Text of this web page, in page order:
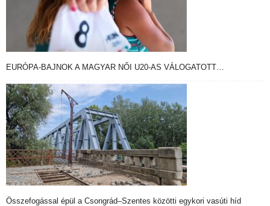
EURÓPA-BAJNOK A MAGYAR NŐI U20-AS VÁLOGATOTT…
Összefogással épül a Csongrád–Szentes közötti egykori vasúti híd